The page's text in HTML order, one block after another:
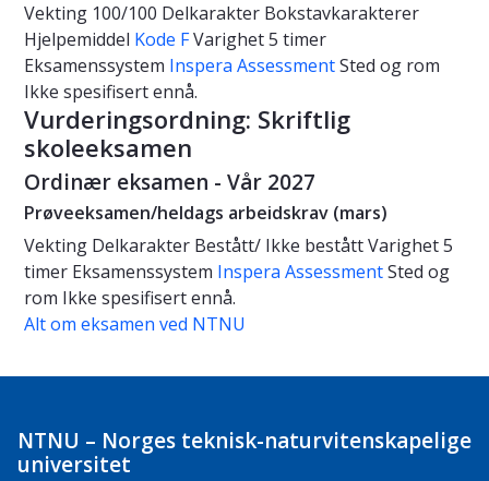
Vekting 100/100 Delkarakter Bokstavkarakterer
Hjelpemiddel Kode FVarighet5 timer
Eksamenssystem Inspera AssessmentSted og rom
Ikke spesifisert ennå.
Vurderingsordning: Skriftlig
skoleeksamen
Ordinær eksamen - Vår 2027
Prøveeksamen/heldags arbeidskrav (mars)
Vekting Delkarakter Bestått/ Ikke beståttVarighet5
timer Eksamenssystem Inspera AssessmentSted og
rom Ikke spesifisert ennå.
Alt om eksamen ved NTNU
NTNU – Norges teknisk-naturvitenskapelige
universitet